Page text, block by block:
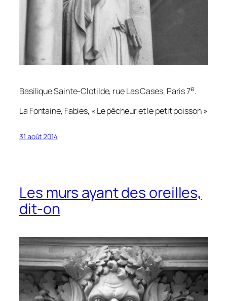
Basilique Sainte-Clotilde, rue Las Cases, Paris 7e.
La Fontaine, Fables, « Le pêcheur et le petit poisson »
31 août 2014
Les murs ayant des oreilles,
dit-on